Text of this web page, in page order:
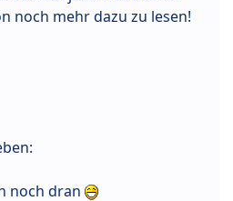
noch mehr dazu zu lesen!
noch dran